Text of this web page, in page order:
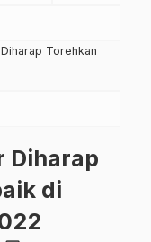
Torehkan
Diharap
di